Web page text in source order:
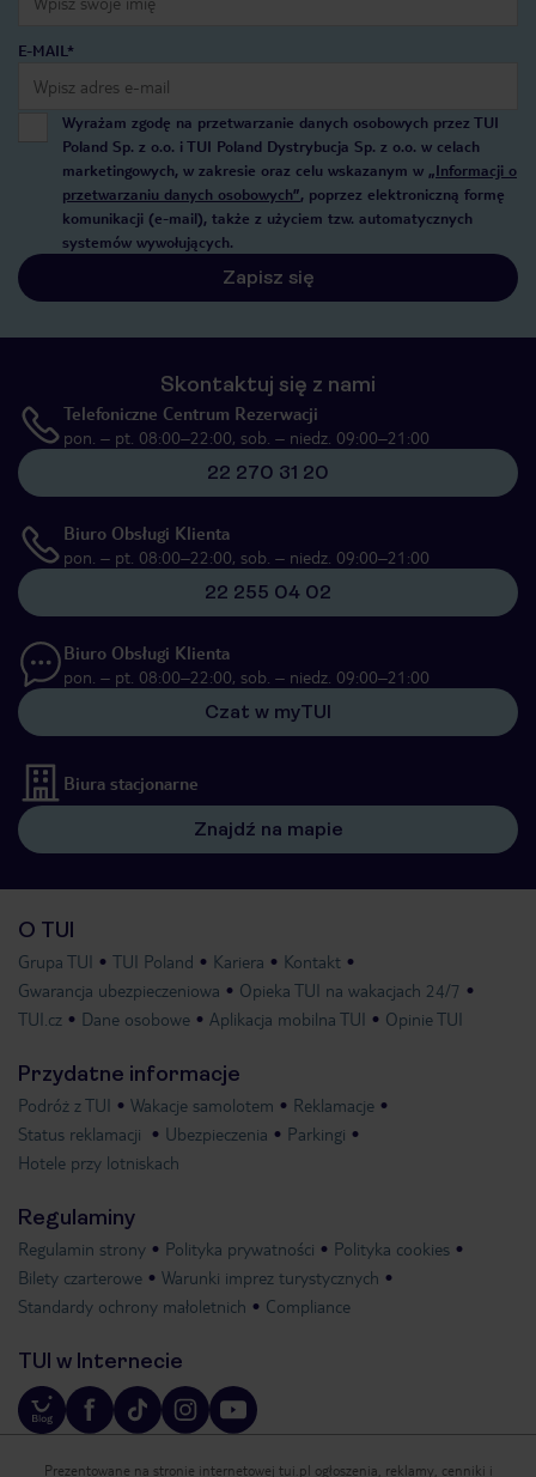
E-MAIL*
Wyrażam zgodę na przetwarzanie danych osobowych przez TUI
Poland Sp. z o.o. i TUI Poland Dystrybucja Sp. z o.o. w celach
marketingowych, w zakresie oraz celu wskazanym w „Informacji o
przetwarzaniu danych osobowych”, poprzez elektroniczną formę
komunikacji (e-mail), także z użyciem tzw. automatycznych
systemów wywołujących.
Zapisz się
Skontaktuj się z nami
Telefoniczne Centrum Rezerwacji
pon. – pt. 08:00–22:00, sob. – niedz. 09:00–21:00
22 270 31 20
Biuro Obsługi Klienta
pon. – pt. 08:00–22:00, sob. – niedz. 09:00–21:00
22 255 04 02
Biuro Obsługi Klienta
pon. – pt. 08:00–22:00, sob. – niedz. 09:00–21:00
Czat w myTUI
Biura stacjonarne
Znajdź na mapie
O TUI
Grupa TUI TUI Poland Kariera
Kontakt
Gwarancja ubezpieczeniowa
Opieka TUI na wakacjach 24/7
TUI.cz
Dane osobowe Aplikacja mobilna TUI Opinie TUI
Przydatne informacje
Podróż z TUI Wakacje samolotem
Reklamacje
Status reklamacji
Ubezpieczenia
Parkingi
Hotele przy lotniskach
Regulaminy
Regulamin strony Polityka prywatności
Polityka cookies
Bilety czarterowe
Warunki imprez turystycznych
Standardy ochrony małoletnich
Compliance
TUI w Internecie
Prezentowane na stronie internetowej tui.pl ogłoszenia, reklamy, cenniki i